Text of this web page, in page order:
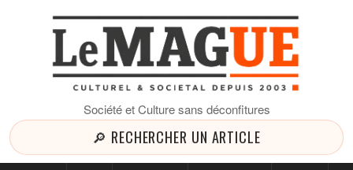
Société et Culture sans déconfitures
🔎 RECHERCHER UN ARTICLE